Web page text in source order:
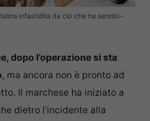
infastidita da ciò che ha sentito-
dopo l’operazione si sta
, ma ancora non è pronto ad
Il marchese ha iniziato a
dietro l’incidente alla